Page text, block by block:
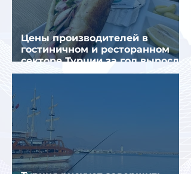
Цены производителей в
гостиничном и ресторанном
секторе Турции за год выросли
почти на 32%